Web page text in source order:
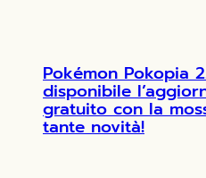
Pokémon Pokopia
disponibile
gratuito con la
tante novità!